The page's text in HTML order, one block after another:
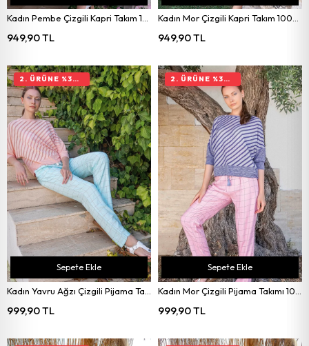
949,90 TL 949,90 TL
999,90 TL
Sepete Ekle
2. ÜRÜNE %30 İNDIRIM
999,90 TL
Sepete Ekle
2. ÜRÜNE %30 İNDIRIM